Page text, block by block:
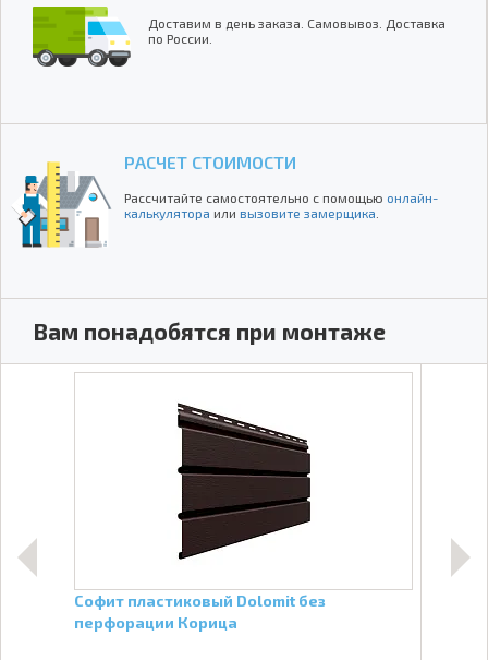
Доставим в день заказа. Самовывоз. Доставка
по России.
РАСЧЕТ СТОИМОСТИ
Рассчитайте самостоятельно с помощью онлайн-
калькулятора или вызовите замерщика
Вам понадобятся при монтаже
Софит пластиковый Dolomit без
перфорации Корица